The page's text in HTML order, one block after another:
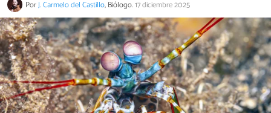
PorJ. Carmelo del Castillo, Biólogo.17 diciembre 2025